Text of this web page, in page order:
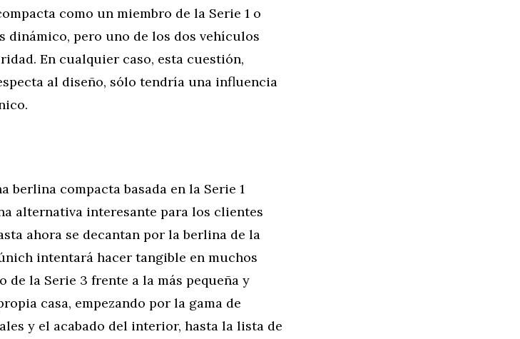
como un miembro de la Serie 1 o
dinámico, pero uno de los dos vehículos
En cualquier caso, esta cuestión,
al diseño, sólo tendría una influencia
berlina compacta basada en la Serie 1
alternativa interesante para los clientes
ahora se decantan por la berlina de la
intentará hacer tangible en muchos
la Serie 3 frente a la más pequeña y
casa, empezando por la gama de
y el acabado del interior, hasta la lista de